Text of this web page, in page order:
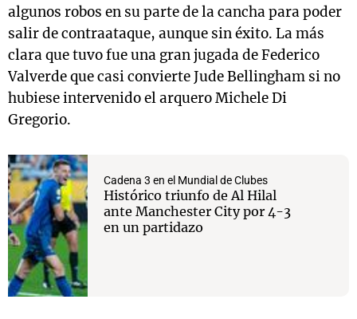
algunos robos en su parte de la cancha para poder
salir de contraataque, aunque sin éxito. La más
clara que tuvo fue una gran jugada de Federico
Valverde que casi convierte Jude Bellingham si no
hubiese intervenido el arquero Michele Di
Gregorio.
Cadena 3 en el Mundial de Clubes
Histórico triunfo de Al Hilal
ante Manchester City por 4-3
en un partidazo